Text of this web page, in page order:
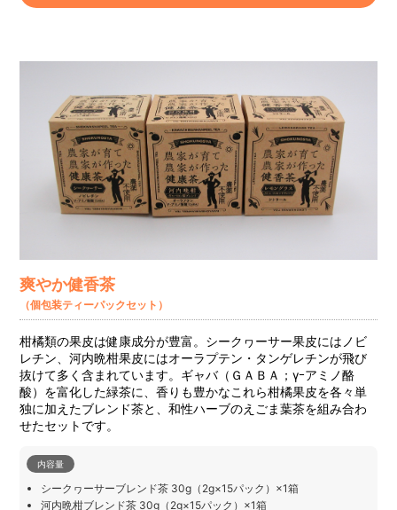
爽やか健香茶
（個包装ティーパックセット）
柑橘類の果皮は健康成分が豊富。シークヮーサー果皮にはノビ
レチン、河内晩柑果皮にはオーラプテン・タンゲレチンが飛び
抜けて多く含まれています。ギャバ（ＧＡＢＡ；γｰアミノ酪
酸）を富化した緑茶に、香りも豊かなこれら柑橘果皮を各々単
独に加えたブレンド茶と、和性ハーブのえごま葉茶を組み合わ
せたセットです。
内容量
シークヮーサーブレンド茶 30g（2g×15パック）×1箱
河内晩柑ブレンド茶 30g（2g×15パック）×1箱